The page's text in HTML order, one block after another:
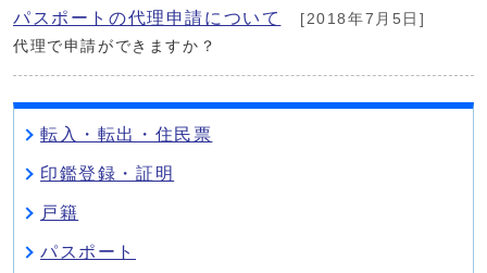
パスポートの代理申請について
[2018年7月5日]
代理で申請ができますか？
転入・転出・住民票
印鑑登録・証明
戸籍
パスポート